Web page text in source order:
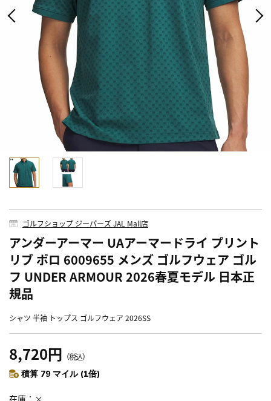
ゴルフショップ ジーパーズ JAL Mall店
アンダーアーマー UAアーマードライ プリント
リブ ポロ 6009655 メンズ ゴルフウェア ゴル
フ UNDER ARMOUR 2026春夏モデル 日本正
規品
シャツ 半袖 トップス ゴルフウェア 2026SS
8,720円 （税込）
積算 79 マイル (1倍)